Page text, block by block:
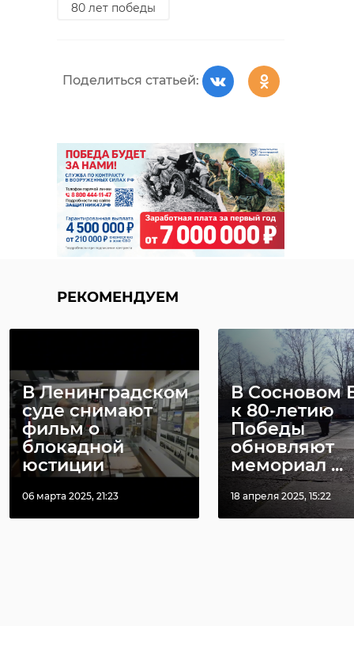
80 лет победы
Поделиться статьей:
РЕКОМЕНДУЕМ
В Ленинградском
суде снимают
фильм о
блокадной
юстиции
06 марта 2025, 21:23
В Сосновом
к 80-летию
Победы
обновляют
мемориал ...
18 апреля 2025, 15:22